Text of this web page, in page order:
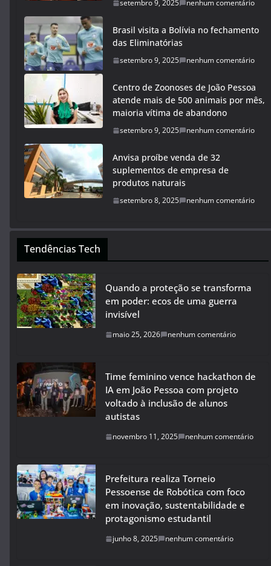
setembro 9, 2025 nenhum comentário
Brasil visita a Bolívia no fechamento
das Eliminatórias
setembro 9, 2025 nenhum comentário
Centro de Zoonoses de João Pessoa
atende mais de 500 animais por mês,
maioria vítima de abandono
setembro 9, 2025 nenhum comentário
Anvisa proíbe venda de 32
suplementos de empresa de
produtos naturais
setembro 8, 2025 nenhum comentário
Tendências Tech
Quando a proteção se transforma
em poder: ecos de uma guerra
invisível
maio 25, 2026 nenhum comentário
Time feminino vence hackathon de
IA em João Pessoa com projeto
voltado à inclusão de alunos
autistas
novembro 11, 2025 nenhum comentário
Prefeitura realiza Torneio
Pessoense de Robótica com foco
em inovação, sustentabilidade e
protagonismo estudantil
junho 8, 2025 nenhum comentário